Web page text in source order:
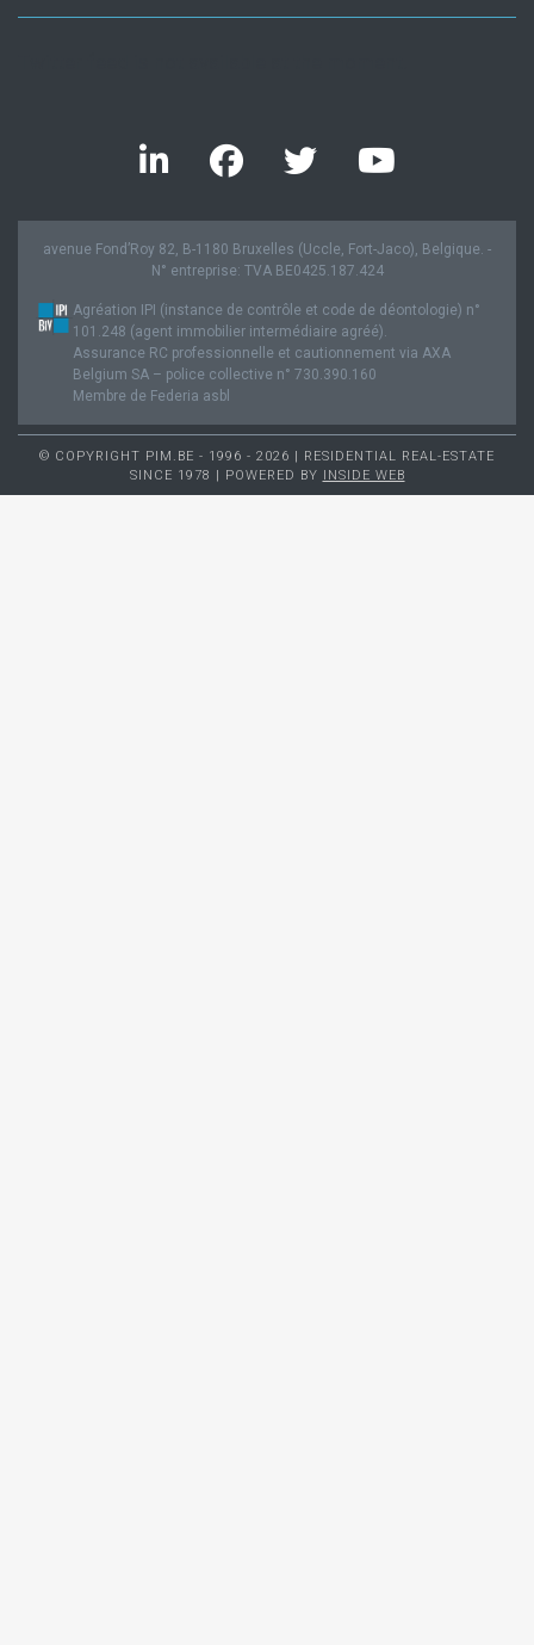
avenue Fond’Roy 82, B-1180 Bruxelles (Uccle, Fort-Jaco), Belgique. -
N° entreprise: TVA BE0425.187.424
Agréation IPI (instance de contrôle et code de déontologie) n°
101.248 (agent immobilier intermédiaire agréé).
Assurance RC professionnelle et cautionnement via AXA
Belgium SA – police collective n° 730.390.160
Membre de Federia asbl
© COPYRIGHT PIM.BE - 1996 - 2026 | RESIDENTIAL REAL-ESTATE
SINCE 1978 | POWERED BY INSIDE WEB